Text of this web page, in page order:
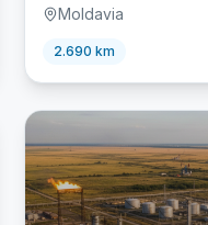
Moldavia
2.690 km